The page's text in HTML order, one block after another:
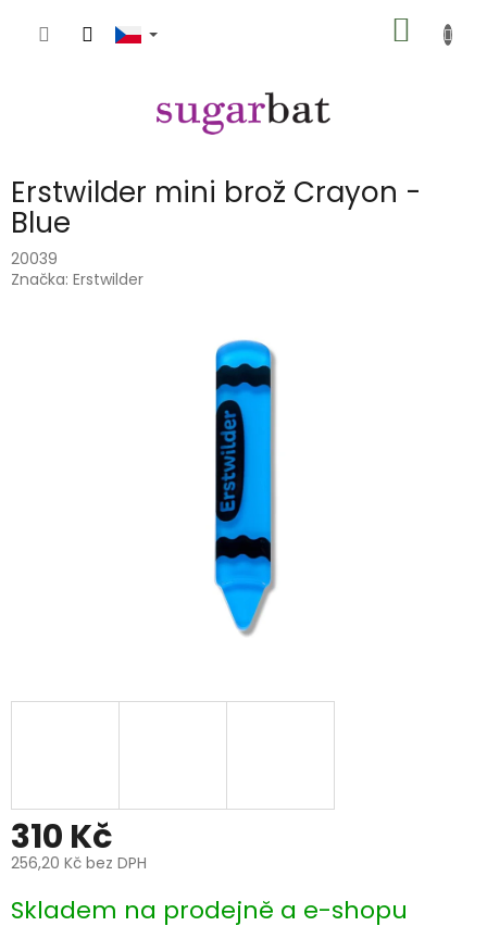
KOŠÍK
Erstwilder mini brož Crayon -
Blue
20039
Značka: Erstwilder
310 Kč
256,20 Kč bez DPH
cena:
Skladem na prodejně a e-shopu